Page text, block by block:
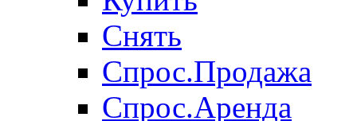
Снять
Спрос.Продажа
Спрос.Аренда